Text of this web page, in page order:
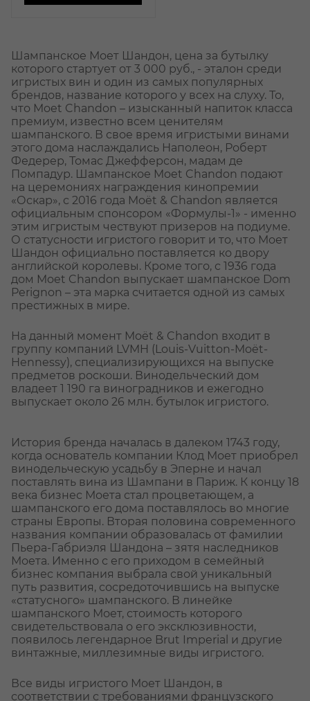
Шампанское Моет Шандон, цена за бутылку
которого стартует от 3 000 руб., - эталон среди
игристых вин и один из самых популярных
брендов, название которого у всех на слуху. То,
что Moet Chandon – изысканный напиток класса
премиум, известно всем ценителям
шампанского. В свое время игристыми винами
этого дома наслаждались Наполеон, Роберт
Федерер, Томас Джефферсон, мадам де
Помпадур. Шампанское Moet Chandon подают
на церемониях награждения кинопремии
«Оскар», с 2016 года Moët & Chandon является
официальным спонсором «Формулы-1» - именно
этим игристым чествуют призеров на подиуме.
О статусности игристого говорит и то, что Моет
Шандон официально поставляется ко двору
английской королевы. Кроме того, с 1936 года
дом Moet Chandon выпускает шампанское Dom
Perignon – эта марка считается одной из самых
престижных в мире.
На данный момент Moët & Chandon входит в
группу компаний LVMH (Louis-Vuitton-Moët-
Hennessy), специализирующихся на выпуске
предметов роскоши. Винодельческий дом
владеет 1 190 га виноградников и ежегодно
выпускает около 26 млн. бутылок игристого.
История бренда началась в далеком 1743 году,
когда основатель компании Клод Моет приобрел
винодельческую усадьбу в Эперне и начал
поставлять вина из Шампани в Париж. К концу 18
века бизнес Моета стал процветающем, а
шампанского его дома поставлялось во многие
страны Европы. Вторая половина современного
названия компании образовалась от фамилии
Пьера-Габриэля Шандона – зятя наследников
Моета. Именно с его приходом в семейный
бизнес компания выбрала свой уникальный
путь развития, сосредоточившись на выпуске
«статусного» шампанского. В линейке
шампанского Моет, стоимость которого
свидетельствовала о его эксклюзивности,
появилось легендарное Brut Imperial и другие
винтажные, миллезимные виды игристого.
Все виды игристого Моет Шандон, в
соответствии с требованиями французского